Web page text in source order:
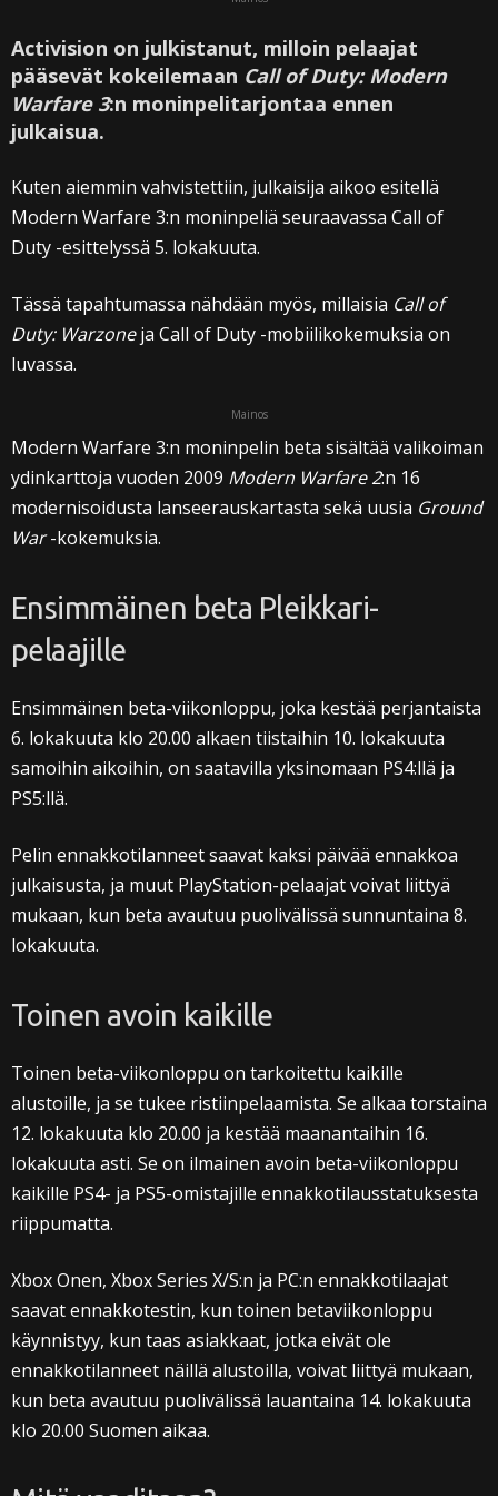
Activision on julkistanut, milloin pelaajat
pääsevät kokeilemaan Call of Duty: Modern
Warfare 3:n moninpelitarjontaa ennen
julkaisua.
Kuten aiemmin vahvistettiin, julkaisija aikoo esitellä
Modern Warfare 3:n moninpeliä seuraavassa Call of
Duty -esittelyssä 5. lokakuuta.
Tässä tapahtumassa nähdään myös, millaisia Call of
Duty: Warzoneja Call of Duty -mobiilikokemuksia on
luvassa.
Mainos
Modern Warfare 3:n moninpelin beta sisältää valikoiman
ydinkarttoja vuoden 2009 Modern Warfare 2:n 16
modernisoidusta lanseerauskartasta sekä uusia Ground
War-kokemuksia.
Ensimmäinen beta Pleikkari-
pelaajille
Ensimmäinen beta-viikonloppu, joka kestää perjantaista
6. lokakuuta klo 20.00 alkaen tiistaihin 10. lokakuuta
samoihin aikoihin, on saatavilla yksinomaan PS4:llä ja
PS5:llä.
Pelin ennakkotilanneet saavat kaksi päivää ennakkoa
julkaisusta, ja muut PlayStation-pelaajat voivat liittyä
mukaan, kun beta avautuu puolivälissä sunnuntaina 8.
lokakuuta.
Toinen avoin kaikille
Toinen beta-viikonloppu on tarkoitettu kaikille
alustoille, ja se tukee ristiinpelaamista. Se alkaa torstaina
12. lokakuuta klo 20.00 ja kestää maanantaihin 16.
lokakuuta asti. Se on ilmainen avoin beta-viikonloppu
kaikille PS4- ja PS5-omistajille ennakkotilausstatuksesta
riippumatta.
Xbox Onen, Xbox Series X/S:n ja PC:n ennakkotilaajat
saavat ennakkotestin, kun toinen betaviikonloppu
käynnistyy, kun taas asiakkaat, jotka eivät ole
ennakkotilanneet näillä alustoilla, voivat liittyä mukaan,
kun beta avautuu puolivälissä lauantaina 14. lokakuuta
klo 20.00 Suomen aikaa.